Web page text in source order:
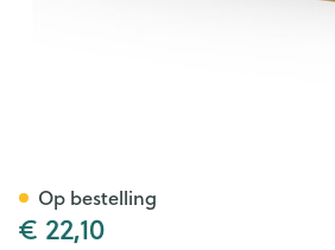
€ 22,10
Op bestelling